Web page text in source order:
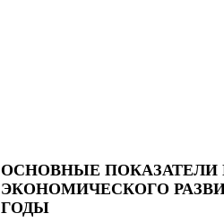
ОСНОВНЫЕ
ЭКОНОМИЧЕСКОГО
ГОДЫ